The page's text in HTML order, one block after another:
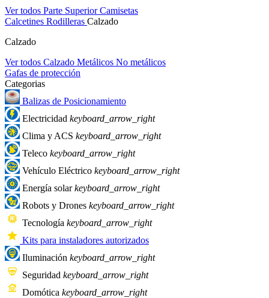
Ver todos Parte SuperiorCamisetas
Calcetines Rodilleras Calzado
Calzado
Ver todos Calzado Metálicos No metálicos
Gafas de protección
Categorias
Balizas de Posicionamiento
Electricidad keyboard_arrow_right
Clima y ACS keyboard_arrow_right
Teleco keyboard_arrow_right
Vehículo Eléctrico keyboard_arrow_right
Energía solarkeyboard_arrow_right
Robots y Drones keyboard_arrow_right
Tecnología keyboard_arrow_right
Kits para instaladores autorizados
Iluminación keyboard_arrow_right
Seguridad keyboard_arrow_right
Domótica keyboard_arrow_right